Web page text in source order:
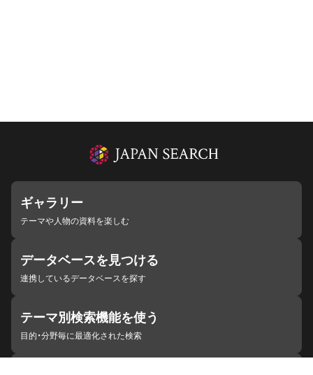
ギャラリー
テーマや人物の資料を楽しむ
データベースを見つける
連携しているデータベースを探す
テーマ別検索機能を使う
目的・分野毎に最適化された検索